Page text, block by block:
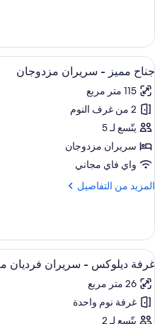
جناح
مميز
-
عدة
أسرّة
استعراض
جميع
صور
جناح
مميز
-
سريران
مزدوجان
7
جناح مميز - سريران مزدوجان
115 متر مربع
2 من غرف النوم
يتّسع لـ 5
سريران مزدوجان
واي فاي مجاني
المزيد من التفاصيل
المزيد
جناح
مميز
-
سريران
مزدوجان
استعراض
جميع
صور
غرفة
5
غرفة ديلوكس - سريران فرديان
26 متر مربع
غرفة نوم واحدة
يتّسع لـ 2